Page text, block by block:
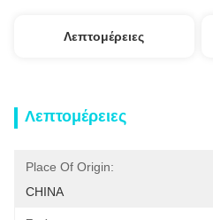
Λεπτομέρειες
Λεπτομέρειες
Place Of Origin:
CHINA